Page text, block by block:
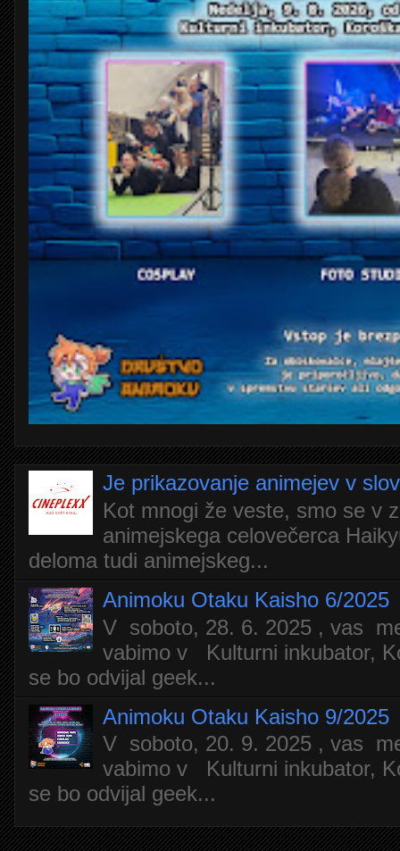
Je prikazovanje animejev v
Kot mnogi že veste, smo se v
animejskega celovečerca
deloma tudi animejskeg...
Animoku Otaku Kaisho 6/2025
V soboto, 28. 6. 2025 , vas
vabimo v Kulturni inkubator,
se bo odvijal geek...
Animoku Otaku Kaisho 9/2025
V soboto, 20. 9. 2025 , vas
vabimo v Kulturni inkubator,
se bo odvijal geek...